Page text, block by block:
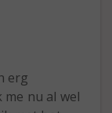
erg
me nu al wel